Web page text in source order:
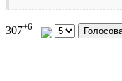
307+6